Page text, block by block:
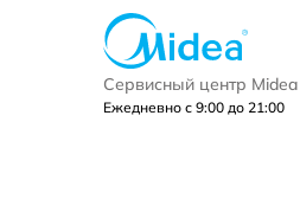
Сервисный центр Midea
Ежедневно с 9:00 до 21:00